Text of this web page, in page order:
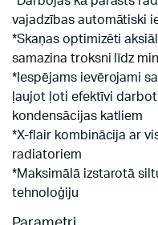
vajadzības automātiski
*Skaņas optimizēti
samazina troksni līdz
*Iespējams ievērojami
ļaujot ļoti efektīvi
kondensācijas katliem
*X-flair kombinācija ar
radiatoriem
*Maksimālā izstarotā
tehnoloģiju